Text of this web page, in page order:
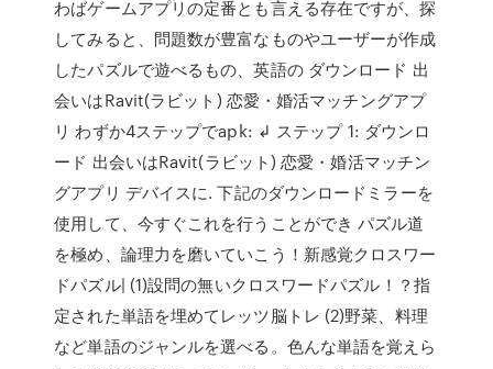
わばゲームアプリの定番とも言える存在ですが、探
してみると、問題数が豊富なものやユーザーが作成
したパズルで遊べるもの、英語の ダウンロード 出
会いはRavit(ラビット) 恋愛・婚活マッチングアプ
リ わずか4ステップでapk: ↲ ステップ 1: ダウンロ
ード 出会いはRavit(ラビット) 恋愛・婚活マッチン
グアプリ デバイスに. 下記のダウンロードミラーを
使用して、今すぐこれを行うことができ パズル道
を極め、論理力を磨いていこう！新感覚クロスワー
ドパズル| (1)設問の無いクロスワードパズル！？指
定された単語を埋めてレッツ脳トレ (2)野菜、料理
など単語のジャンルを選べる。色んな単語を覚えら